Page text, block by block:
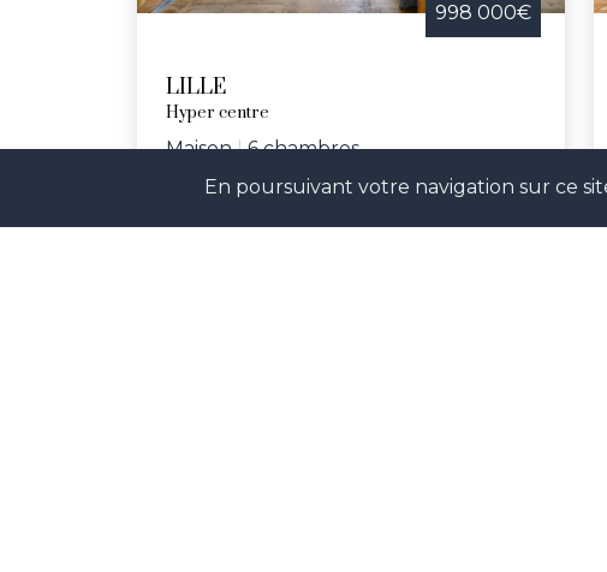
En poursuivant votre navigation sur ce
998 000€
LILLE
Hyper centre
Maison|6 chambres